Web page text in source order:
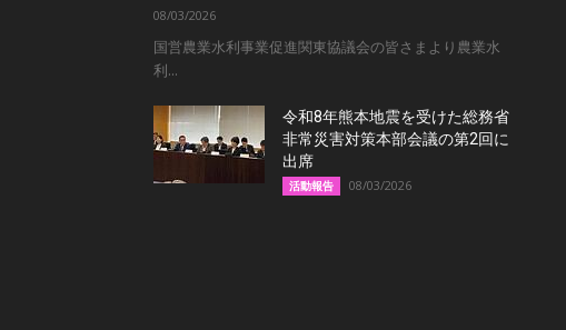
08/03/2026
国営農業水利事業促進関東協議会の皆さまより農業水
利...
令和8年熊本地震を受けた総務省
非常災害対策本部会議の第2回に
出席
活動報告 08/03/2026